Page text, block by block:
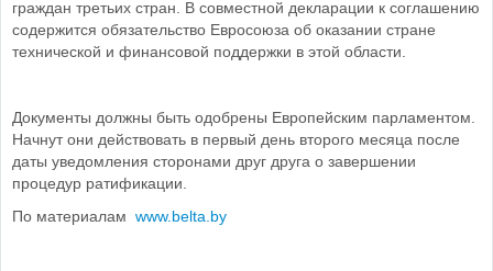
граждан третьих стран. В совместной декларации к соглашению
содержится обязательство Евросоюза об оказании стране
технической и финансовой поддержки в этой области.
Документы должны быть одобрены Европейским парламентом.
Начнут они действовать в первый день второго месяца после
даты уведомления сторонами друг друга о завершении
процедур ратификации.
По материалам www.belta.by